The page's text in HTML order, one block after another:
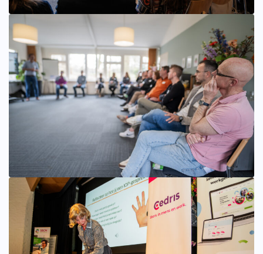
Bekijk afbeelding groter
Bekijk afbeelding groter